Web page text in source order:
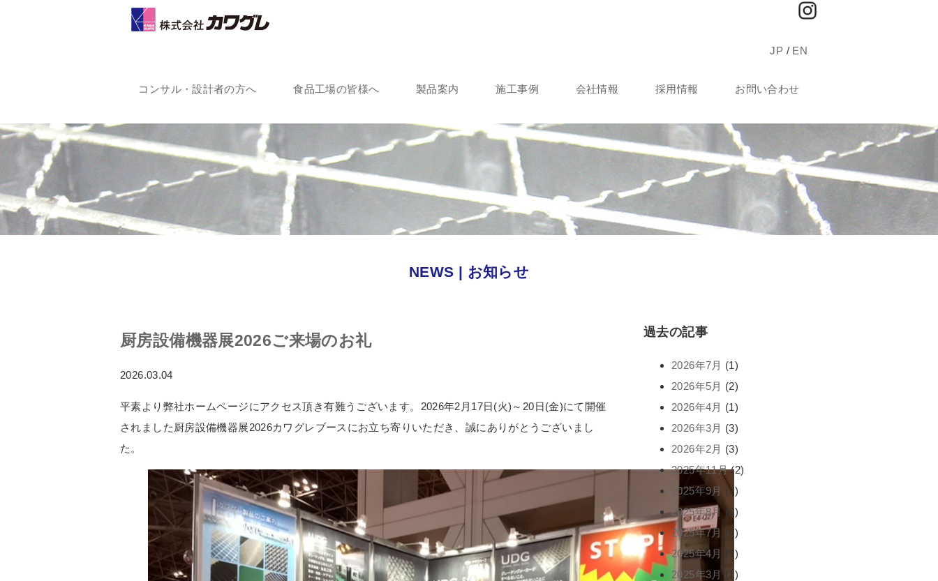
JP / EN
コンサル・設計者の方へ 食品工場の皆様へ 製品案内 施工事例 会社情報 採用情報 お問い合わせ
NEWS | お知らせ
厨房設備機器展2026ご来場のお礼
2026.03.04
平素より弊社ホームページにアクセス頂き有難うございます。2026年2月17日(火)～20日(金)にて開催
されました厨房設備機器展2026カワグレブースにお立ち寄りいただき、誠にありがとうございまし
た。
過去の記事
2026年7月 (1)
2026年5月 (2)
2026年4月 (1)
2026年3月 (3)
2026年2月 (3)
2025年11月(2)
2025年9月 (1)
2025年8月 (3)
2025年7月
(4)
2025年4月 (1)
2025年3月 (1)